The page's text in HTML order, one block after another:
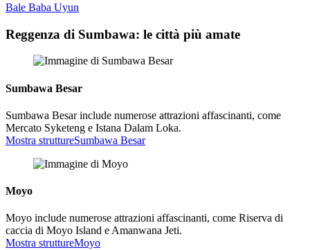
Bale Baba Uyun
Reggenza di Sumbawa: le città più amate
Sumbawa Besar
Sumbawa Besar include numerose attrazioni affascinanti, come
Mercato Syketeng e Istana Dalam Loka.
Mostra struttureSumbawa Besar
Moyo
Moyo include numerose attrazioni affascinanti, come Riserva di
caccia di Moyo Island e Amanwana Jeti.
Mostra struttureMoyo